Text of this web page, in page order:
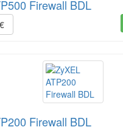
Firewall BDL
€
Firewall BDL